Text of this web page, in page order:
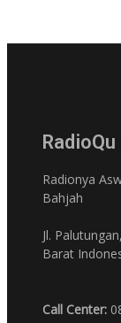
Radionya
Bahjah
Jl.
Barat
Call Center: